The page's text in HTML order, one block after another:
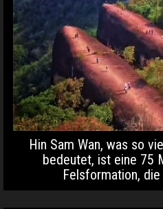
Hin Sam Wan, was so
bedeutet, ist eine 75
Felsformation,